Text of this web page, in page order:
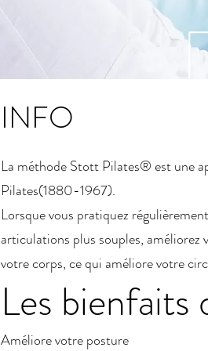
INFO
La méthode Stott Pilates® est une
Pilates(1880-1967).
Lorsque vous pratiquez
articulations plus souples, améliorez
votre corps, ce qui améliore votre
Les
Améliore votre posture